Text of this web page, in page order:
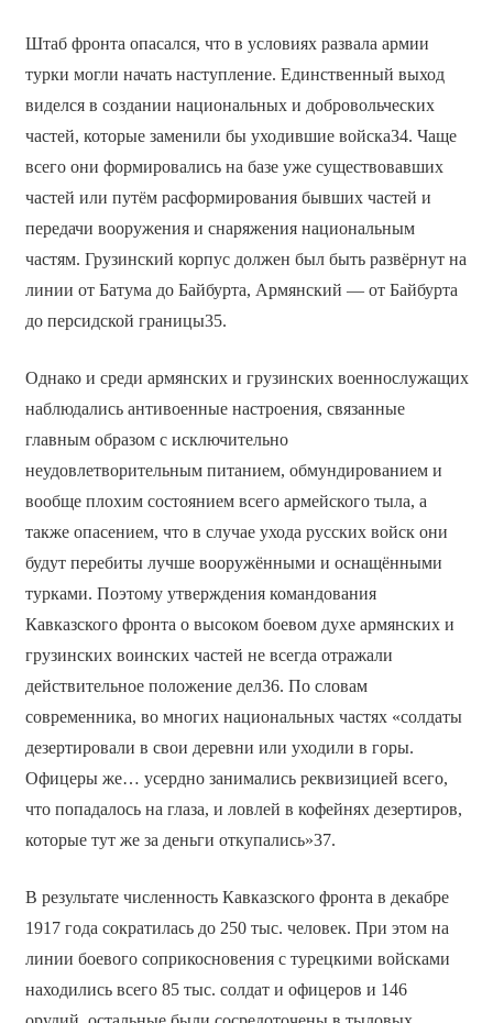
Штаб фронта опасался, что в условиях развала армии
турки могли начать наступление. Единственный выход
виделся в создании национальных и добровольческих
частей, которые заменили бы уходившие войска34. Чаще
всего они формировались на базе уже существовавших
частей или путём расформирования бывших частей и
передачи вооружения и снаряжения национальным
частям. Грузинский корпус должен был быть развёрнут на
линии от Батума до Байбурта, Армянский — от Байбурта
до персидской границы35.
Однако и среди армянских и грузинских военнослужащих
наблюдались антивоенные настроения, связанные
главным образом с исключительно
неудовлетворительным питанием, обмундированием и
вообще плохим состоянием всего армейского тыла, а
также опасением, что в случае ухода русских войск они
будут перебиты лучше вооружёнными и оснащёнными
турками. Поэтому утверждения командования
Кавказского фронта о высоком боевом духе армянских и
грузинских воинских частей не всегда отражали
действительное положение дел36. По словам
современника, во многих национальных частях «солдаты
дезертировали в свои деревни или уходили в горы.
Офицеры же… усердно занимались реквизицией всего,
что попадалось на глаза, и ловлей в кофейнях дезертиров,
которые тут же за деньги откупались»37.
В результате численность Кавказского фронта в декабре
1917 года сократилась до 250 тыс. человек. При этом на
линии боевого соприкосновения с турецкими войсками
находились всего 85 тыс. солдат и офицеров и 146